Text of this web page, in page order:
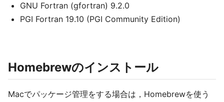
GNU Fortran (gfortran) 9.2.0
PGI Fortran 19.10 (PGI Community Edition)
Homebrewのインストール
Macでパッケージ管理をする場合は，Homebrewを使う